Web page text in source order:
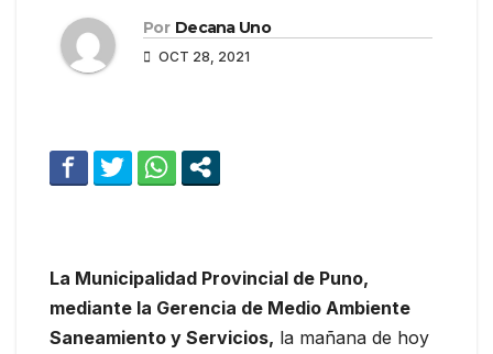
Por Decana Uno
OCT 28, 2021
La Municipalidad Provincial de Puno,
mediante la Gerencia de Medio Ambiente
Saneamiento y Servicios, la mañana de hoy